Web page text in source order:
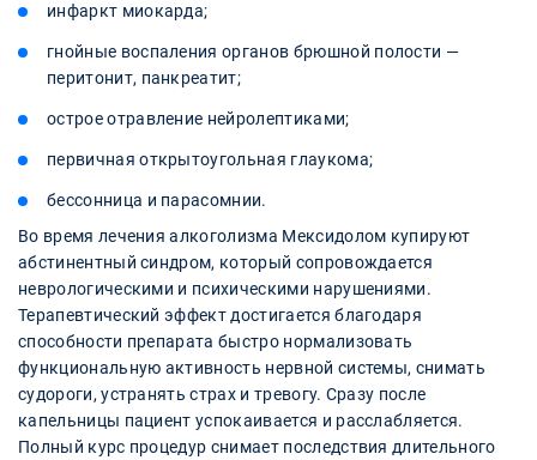
инфаркт миокарда;
гнойные воспаления органов брюшной полости —
перитонит, панкреатит;
острое отравление нейролептиками;
первичная открытоугольная глаукома;
бессонница и парасомнии.
Во время лечения алкоголизма Мексидолом купируют
абстинентный синдром, который сопровождается
неврологическими и психическими нарушениями.
Терапевтический эффект достигается благодаря
способности препарата быстро нормализовать
функциональную активность нервной системы, снимать
судороги, устранять страх и тревогу. Сразу после
капельницы пациент успокаивается и расслабляется.
Полный курс процедур снимает последствия длительного